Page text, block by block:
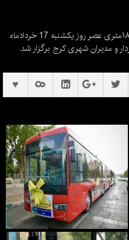
مراسم بهره‌برداری از ۱۲ دستگاه اتوبوس ۱۸متری عصر روز یکشنبه 17 خردادماه
و مدیران شهری کرج برگزار شد.